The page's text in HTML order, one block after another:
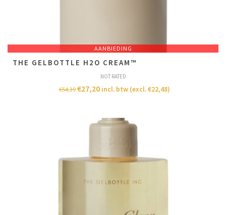
AANBIEDING
T​HE GELBOTTLE H2O CREAM™
NOT RATED
€54,39 €27,20 incl. btw (excl.€22,48)